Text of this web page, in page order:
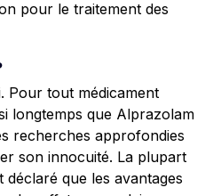
pour le traitement des
Pour tout médicament
longtemps que Alprazolam
recherches approfondies
son innocuité. La plupart
déclaré que les avantages